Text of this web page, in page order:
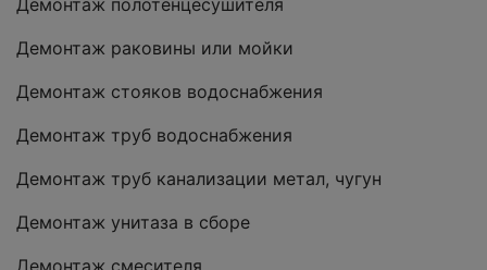
Демонтаж полотенцесушителя
Демонтаж раковины или мойки
Демонтаж стояков водоснабжения
Демонтаж труб водоснабжения
Демонтаж труб канализации метал, чугун
Демонтаж унитаза в сборе